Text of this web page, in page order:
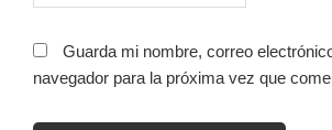
Guarda mi nombre, correo
navegador para la próxima vez que